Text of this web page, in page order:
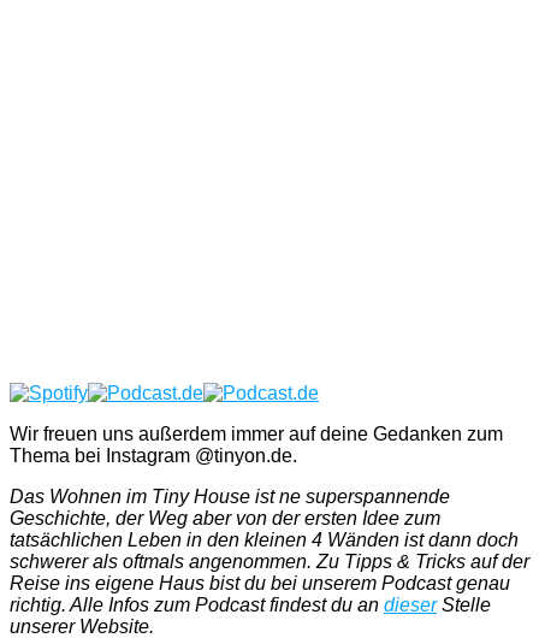
Wir freuen uns außerdem immer auf deine Gedanken zum
Thema bei Instagram @tinyon.de.
Das Wohnen im Tiny House ist ne superspannende
Geschichte, der Weg aber von der ersten Idee zum
tatsächlichen Leben in den kleinen 4 Wänden ist dann doch
schwerer als oftmals angenommen. Zu Tipps & Tricks auf der
Reise ins eigene Haus bist du bei unserem Podcast genau
richtig. Alle Infos zum Podcast findest du an dieserStelle
unserer Website.